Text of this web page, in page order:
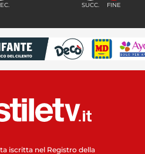
SUCC. FINE
iscritta nel Registro della